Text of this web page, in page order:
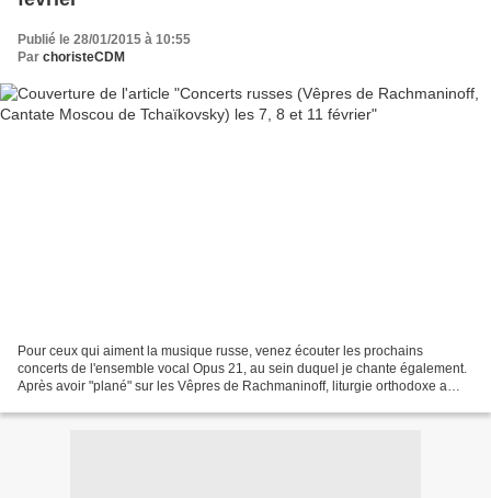
Publié le 28/01/2015 à 10:55
Par choristeCDM
Pour ceux qui aiment la musique russe, venez écouter les prochains
concerts de l'ensemble vocal Opus 21, au sein duquel je chante également.
Après avoir "plané" sur les Vêpres de Rachmaninoff, liturgie orthodoxe a